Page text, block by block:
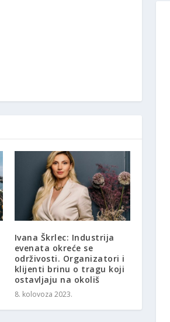
Ivana Škrlec: Industrija
evenata okreće se
održivosti. Organizatori i
klijenti brinu o tragu koji
ostavljaju na okoliš
8. kolovoza 2023.